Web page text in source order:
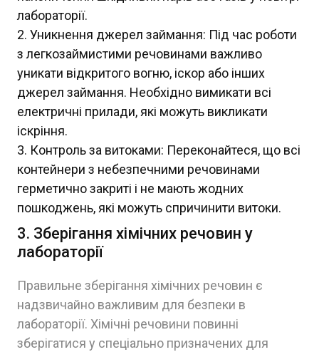
лабораторії.
Уникнення джерел займання: Під час роботи
з легкозаймистими речовинами важливо
уникати відкритого вогню, іскор або інших
джерел займання. Необхідно вимикати всі
електричні прилади, які можуть викликати
іскріння.
Контроль за витоками: Переконайтеся, що всі
контейнери з небезпечними речовинами
герметично закриті і не мають жодних
пошкоджень, які можуть спричинити витоки.
3. Зберігання хімічних речовин у
лабораторії
Правильне зберігання хімічних речовин є
надзвичайно важливим для безпеки в
лабораторії. Хімічні речовини повинні
зберігатися у спеціально призначених для